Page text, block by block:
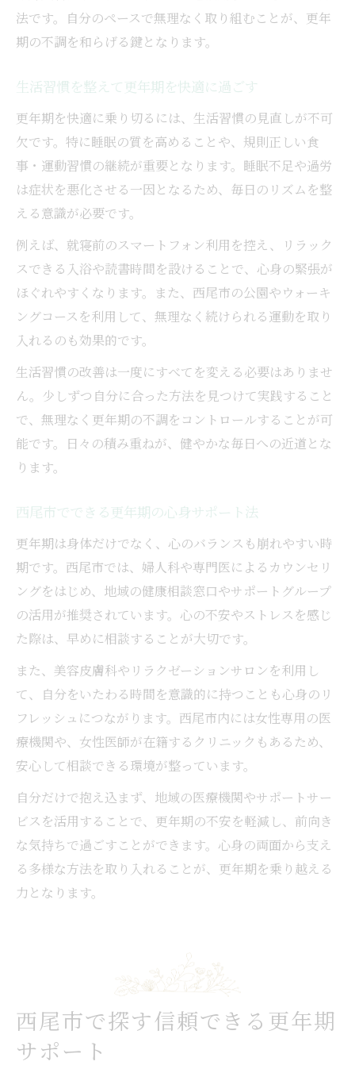
法です。自分のペースで無理なく取り組むことが、更年
期の不調を和らげる鍵となります。
生活習慣を整えて更年期を快適に過ごす
更年期を快適に乗り切るには、生活習慣の見直しが不可
欠です。特に睡眠の質を高めることや、規則正しい食
事・運動習慣の継続が重要となります。睡眠不足や過労
は症状を悪化させる一因となるため、毎日のリズムを整
える意識が必要です。
例えば、就寝前のスマートフォン利用を控え、リラック
スできる入浴や読書時間を設けることで、心身の緊張が
ほぐれやすくなります。また、西尾市の公園やウォーキ
ングコースを利用して、無理なく続けられる運動を取り
入れるのも効果的です。
生活習慣の改善は一度にすべてを変える必要はありませ
ん。少しずつ自分に合った方法を見つけて実践すること
で、無理なく更年期の不調をコントロールすることが可
能です。日々の積み重ねが、健やかな毎日への近道とな
ります。
西尾市でできる更年期の心身サポート法
更年期は身体だけでなく、心のバランスも崩れやすい時
期です。西尾市では、婦人科や専門医によるカウンセリ
ングをはじめ、地域の健康相談窓口やサポートグループ
の活用が推奨されています。心の不安やストレスを感じ
た際は、早めに相談することが大切です。
また、美容皮膚科やリラクゼーションサロンを利用し
て、自分をいたわる時間を意識的に持つことも心身のリ
フレッシュにつながります。西尾市内には女性専用の医
療機関や、女性医師が在籍するクリニックもあるため、
安心して相談できる環境が整っています。
自分だけで抱え込まず、地域の医療機関やサポートサー
ビスを活用することで、更年期の不安を軽減し、前向き
な気持ちで過ごすことができます。心身の両面から支え
る多様な方法を取り入れることが、更年期を乗り越える
力となります。
西尾市で探す信頼できる更年期
サポート